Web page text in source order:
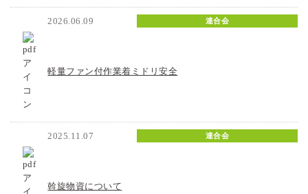
2026.06.09 連合会
軽量ファン付作業着ミドリ安全
2025.11.07 連合会
斡旋物資について